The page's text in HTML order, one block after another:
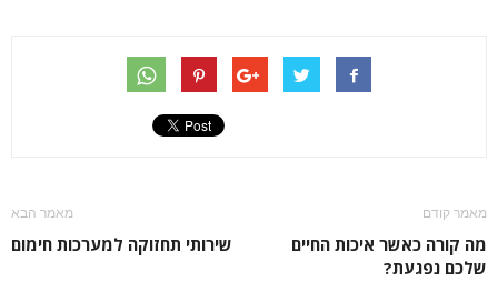
מאמר קודם
מה קורה כאשר איכות החיים
שלכם נפגעת?
מאמר הבא
שירותי תחזוקה למערכות חימום